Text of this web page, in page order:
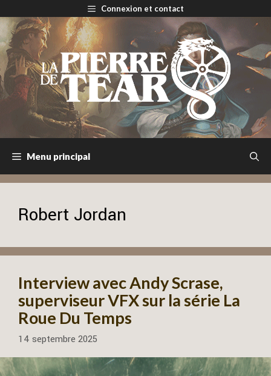
au
contenu
Connexion et contact
Menu principal
Robert Jordan
Interview avec Andy Scrase,
superviseur VFX sur la série La
Roue Du Temps
14 septembre 2025